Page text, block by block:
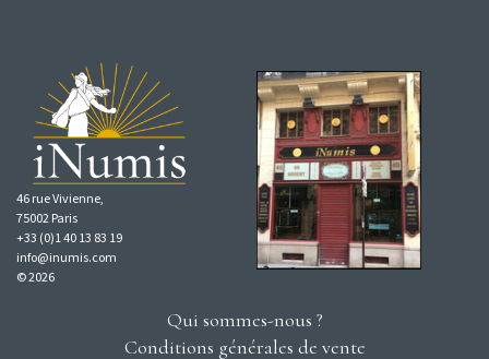
46 rue Vivienne,
75002 Paris
+33 (0)1 40 13 83 19
info@inumis.com
© 2026
Qui sommes-nous ?
Conditions générales de vente